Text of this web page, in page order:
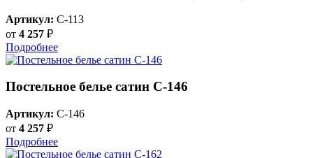
Артикул: C-113
от 4 257 ₽
Подробнее
Постельное белье сатин С-146
Артикул: C-146
от 4 257 ₽
Подробнее